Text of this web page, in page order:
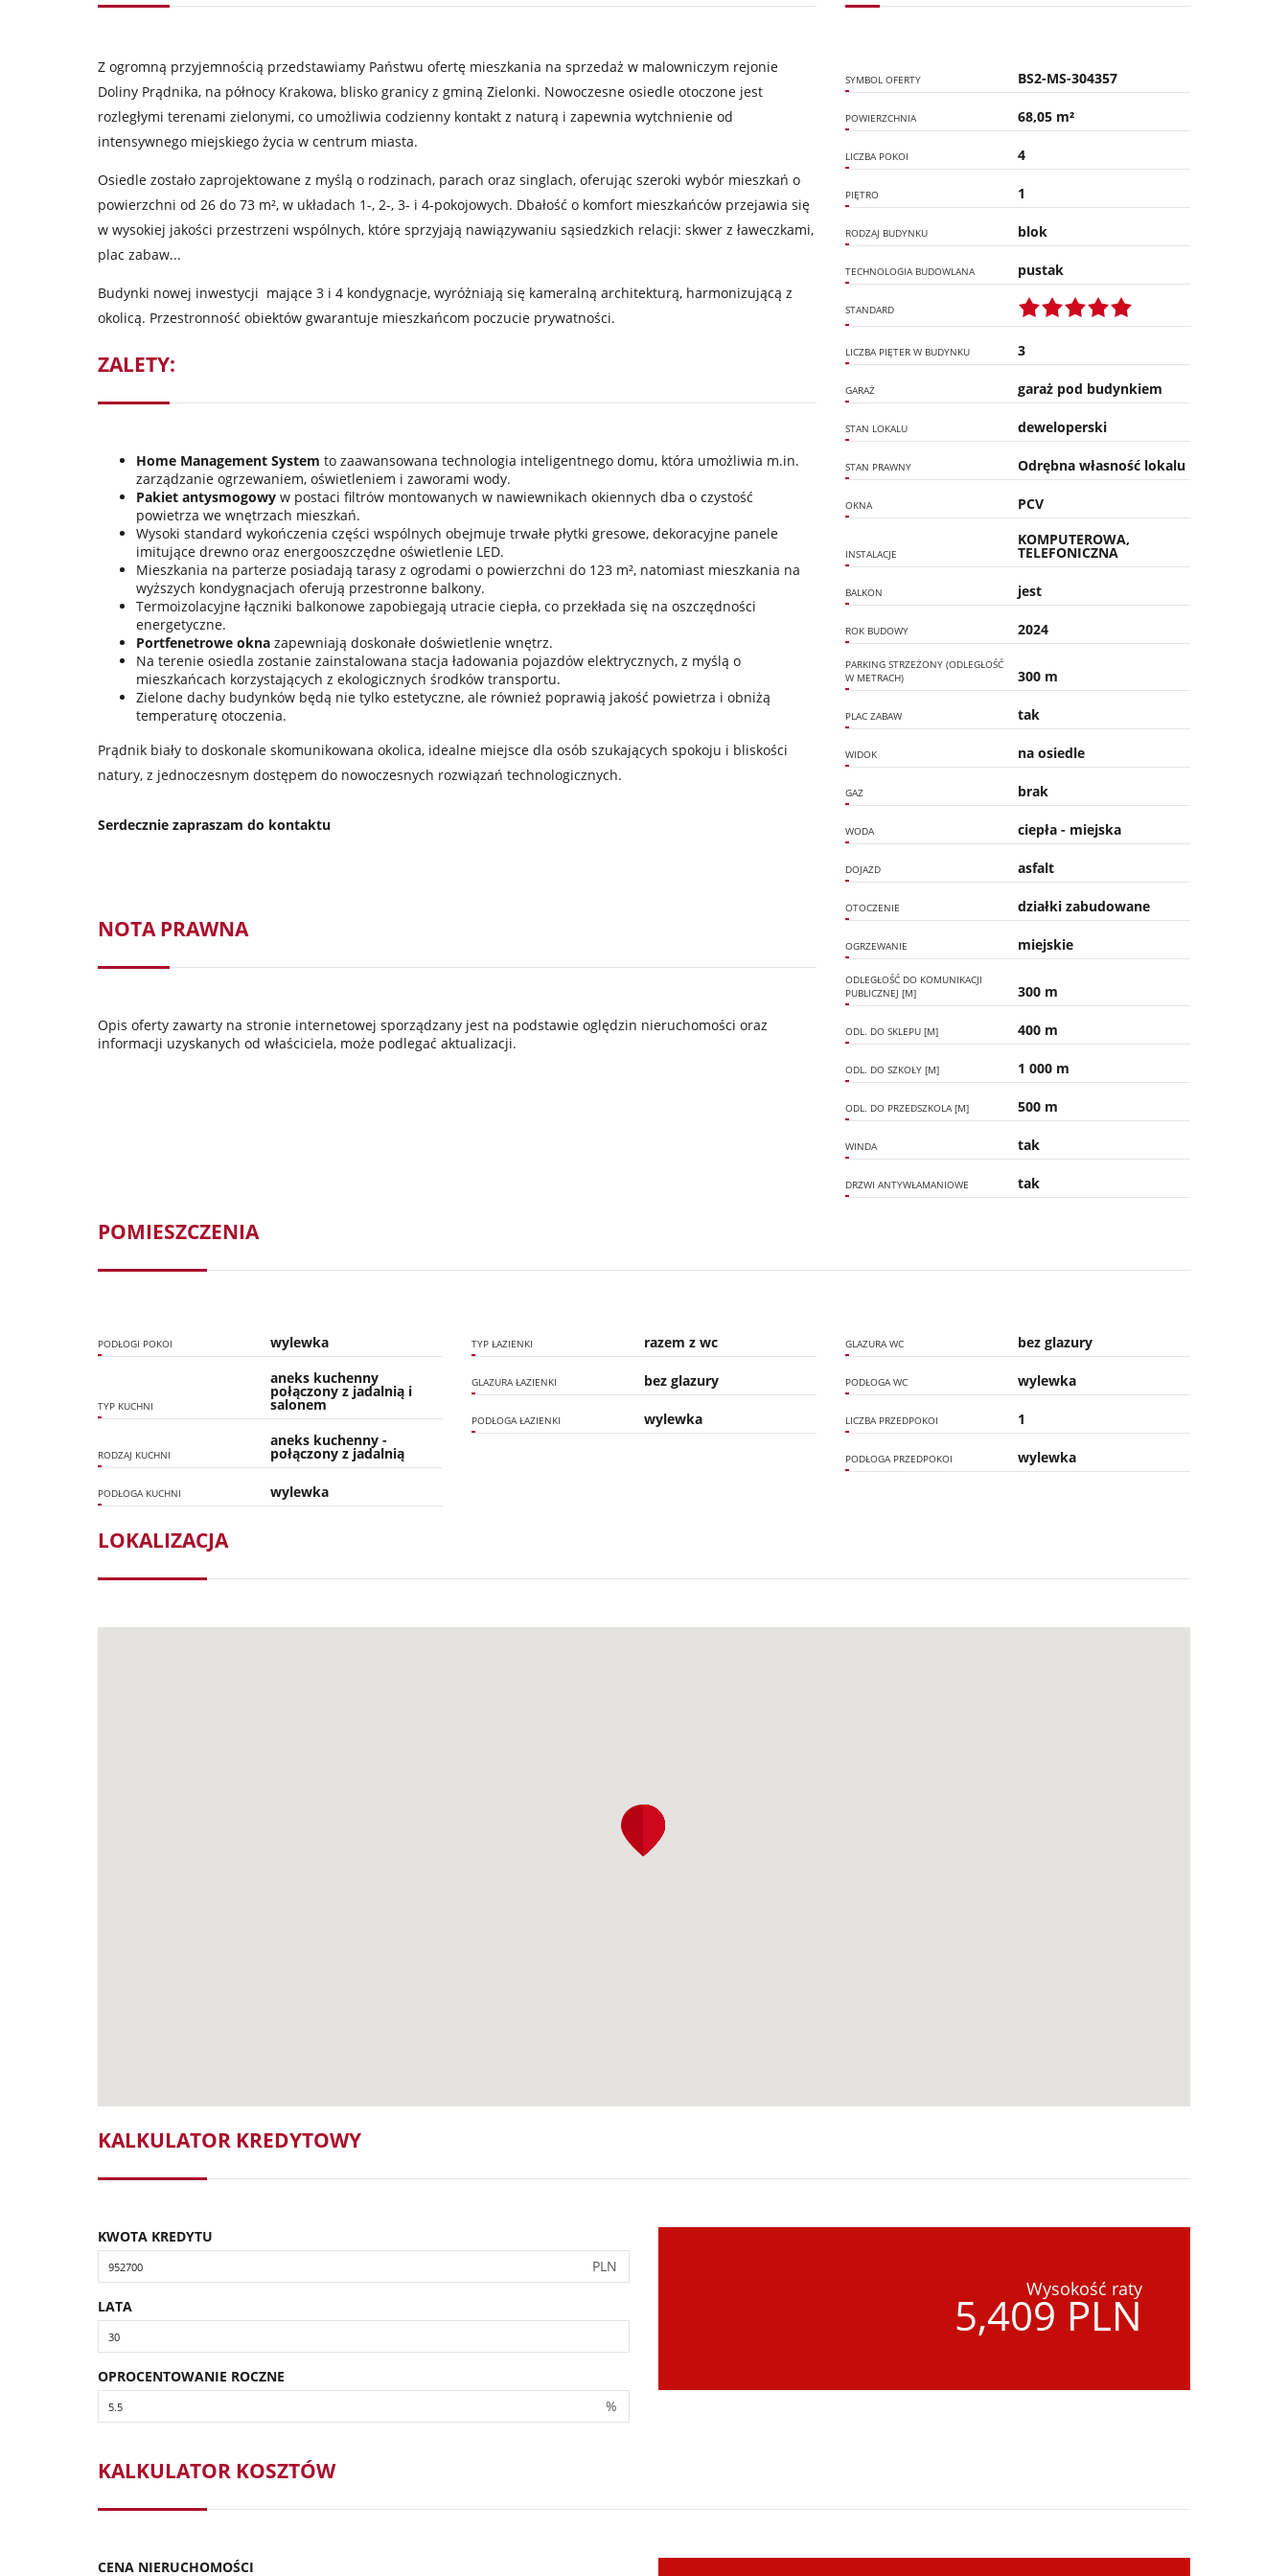
Z ogromną przyjemnością przedstawiamy Państwu ofertę mieszkania na sprzedaż w malowniczym rejonie
Doliny Prądnika, na północy Krakowa, blisko granicy z gminą Zielonki. Nowoczesne osiedle otoczone jest
rozległymi terenami zielonymi, co umożliwia codzienny kontakt z naturą i zapewnia wytchnienie od
intensywnego miejskiego życia w centrum miasta.
Osiedle zostało zaprojektowane z myślą o rodzinach, parach oraz singlach, oferując szeroki wybór mieszkań o
powierzchni od 26 do 73 m², w układach 1-, 2-, 3- i 4-pokojowych. Dbałość o komfort mieszkańców przejawia się
w wysokiej jakości przestrzeni wspólnych, które sprzyjają nawiązywaniu sąsiedzkich relacji: skwer z ławeczkami,
plac zabaw...
Budynki nowej inwestycji mające 3 i 4 kondygnacje, wyróżniają się kameralną architekturą, harmonizującą z
okolicą. Przestronność obiektów gwarantuje mieszkańcom poczucie prywatności.
ZALETY:
Home Management System to zaawansowana technologia inteligentnego domu, która umożliwia m.in.
zarządzanie ogrzewaniem, oświetleniem i zaworami wody.
Pakiet antysmogowy w postaci filtrów montowanych w nawiewnikach okiennych dba o czystość
powietrza we wnętrzach mieszkań.
Wysoki standard wykończenia części wspólnych obejmuje trwałe płytki gresowe, dekoracyjne panele
imitujące drewno oraz energooszczędne oświetlenie LED.
Mieszkania na parterze posiadają tarasy z ogrodami o powierzchni do 123 m², natomiast mieszkania na
wyższych kondygnacjach oferują przestronne balkony.
Termoizolacyjne łączniki balkonowe zapobiegają utracie ciepła, co przekłada się na oszczędności
energetyczne.
Portfenetrowe okna zapewniają doskonałe doświetlenie wnętrz.
Na terenie osiedla zostanie zainstalowana stacja ładowania pojazdów elektrycznych, z myślą o
mieszkańcach korzystających z ekologicznych środków transportu.
Zielone dachy budynków będą nie tylko estetyczne, ale również poprawią jakość powietrza i obniżą
temperaturę otoczenia.
Prądnik biały to doskonale skomunikowana okolica, idealne miejsce dla osób szukających spokoju i bliskości
natury, z jednoczesnym dostępem do nowoczesnych rozwiązań technologicznych.
Serdecznie zapraszam do kontaktu
NOTA PRAWNA
Opis oferty zawarty na stronie internetowej sporządzany jest na podstawie oględzin nieruchomości oraz
informacji uzyskanych od właściciela, może podlegać aktualizacji.
SYMBOL OFERTY BS2-MS-304357
POWIERZCHNIA 68,05 m²
LICZBA POKOI 4
PIĘTRO 1
RODZAJ BUDYNKU blok
TECHNOLOGIA BUDOWLANA pustak
STANDARD
LICZBA PIĘTER W BUDYNKU 3
GARAŻ garaż pod budynkiem
STAN LOKALU deweloperski
STAN PRAWNY Odrębna własność lokalu
OKNA PCV
INSTALACJE
KOMPUTEROWA,
TELEFONICZNA
BALKON jest
ROK BUDOWY 2024
PARKING STRZEŻONY (ODLEGŁOŚĆ
W METRACH)
300 m
PLAC ZABAW tak
WIDOK na osiedle
GAZ brak
WODA ciepła - miejska
DOJAZD asfalt
OTOCZENIE działki zabudowane
OGRZEWANIE miejskie
ODLEGŁOŚĆ DO KOMUNIKACJI
PUBLICZNEJ [M]
300 m
ODL. DO SKLEPU [M] 400 m
ODL. DO SZKOŁY [M] 1 000 m
ODL. DO PRZEDSZKOLA [M] 500 m
WINDA tak
DRZWI ANTYWŁAMANIOWE tak
POMIESZCZENIA
PODŁOGI POKOI wylewka
TYP KUCHNI
aneks kuchenny
połączony z jadalnią i
salonem
RODZAJ KUCHNI
aneks kuchenny -
połączony z jadalnią
PODŁOGA KUCHNI wylewka
TYP ŁAZIENKI razem z wc
GLAZURA ŁAZIENKI bez glazury
PODŁOGA ŁAZIENKI wylewka
GLAZURA WC bez glazury
PODŁOGA WC wylewka
LICZBA PRZEDPOKOI 1
PODŁOGA PRZEDPOKOI wylewka
LOKALIZACJA
KALKULATOR KREDYTOWY
KWOTA KREDYTU
PLN
LATA
OPROCENTOWANIE ROCZNE
%
Wysokość raty
5,409 PLN
KALKULATOR KOSZTÓW
CENA NIERUCHOMOŚCI